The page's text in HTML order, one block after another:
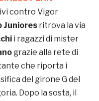
contro Vigor
Junioresritrova la via
i ragazzi di mister
grazie alla rete di
che riporta i
del girone G del
Dopo la sosta, il